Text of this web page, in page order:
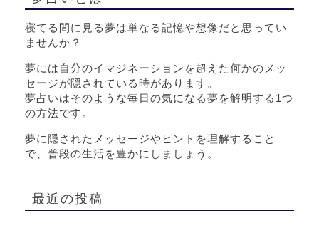
寝てる間に見る夢は単なる記憶や想像だと思ってい
ませんか？
夢には自分のイマジネーションを超えた何かのメッ
セージが隠されている時があります。
夢占いはそのような毎日の気になる夢を解明する1つ
の方法です。
夢に隠されたメッセージやヒントを理解すること
で、普段の生活を豊かにしましょう。
最近の投稿